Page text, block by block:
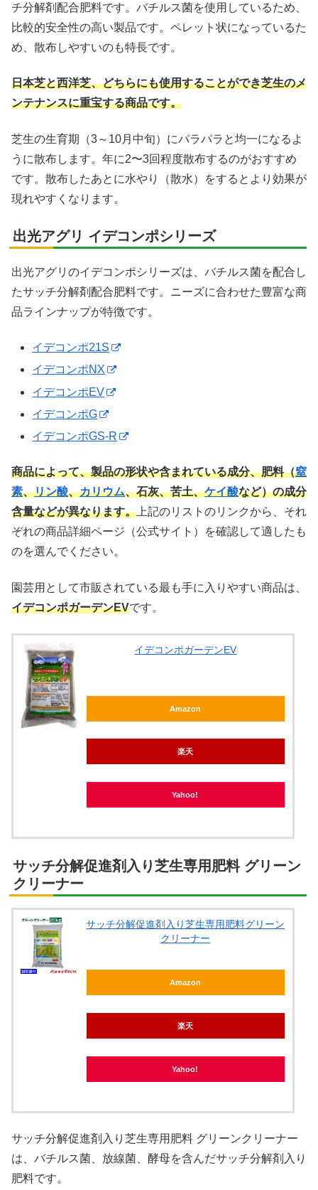
チ分解剤配合肥料です。バチルス菌を使用しているため、
比較的安全性の高い製品です。ペレット状になっているた
め、散布しやすいのも特長です。
日本芝と西洋芝、どちらにも使用することができ芝生のメ
ンテナンスに重宝する商品です。
芝生の生育期（3～10月中旬）にパラパラと均一になるよ
うに散布します。年に2〜3回程度散布するのがおすすめ
です。散布したあとに水やり（散水）をするとより効果が
現れやすくなります。
出光アグリ イデコンポシリーズ
出光アグリのイデコンポシリーズは、バチルス菌を配合し
たサッチ分解剤配合肥料です。ニーズに合わせた豊富な商
品ラインナップが特徴です。
イデコンポ21S
イデコンポNX
イデコンポEV
イデコンポG
イデコンポGS-R
商品によって、製品の形状や含まれている成分、肥料（窒
素、リン酸、カリウム、石灰、苦土、ケイ酸など）の成分
含量などが異なります。 上記のリストのリンクから、それ
ぞれの商品詳細ページ（公式サイト）を確認して適したも
のを選んでください。
園芸用として市販されている最も手に入りやすい商品は、
イデコンポガーデンEVです。
イデコンポガーデンEV
Amazon
楽天
Yahoo!
サッチ分解促進剤入り芝生専用肥料 グリーン
クリーナー
サッチ分解促進剤入り芝生専用肥料グリーン
クリーナー
Amazon
楽天
Yahoo!
サッチ分解促進剤入り芝生専用肥料 グリーンクリーナー
は、バチルス菌、放線菌、酵母を含んだサッチ分解剤入り
肥料です。